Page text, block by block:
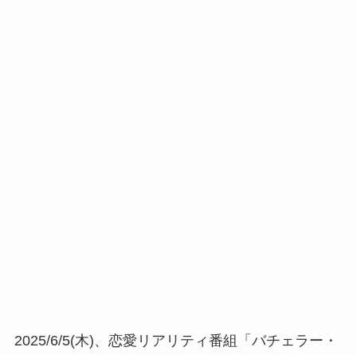
2025/6/5(木)、恋愛リアリティ番組「バチェラー・